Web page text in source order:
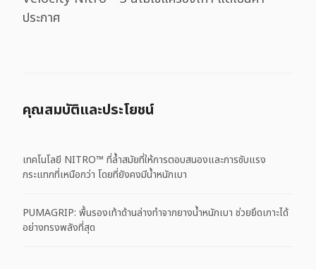
ประกาศ
คุณสมบัติและประโยชน์
เทคโนโลยี NITRO™ ที่ล้ำสมัยที่ให้การตอบสนองและการซับแรง
กระแทกที่เหนือกว่า โดยที่ยังคงมีน้ำหนักเบา
PUMAGRIP: พื้นรองเท้าด้านล่างทำจากยางน้ำหนักเบา ช่วยยึดเกาะได้
อย่างทรงพลังที่สุด